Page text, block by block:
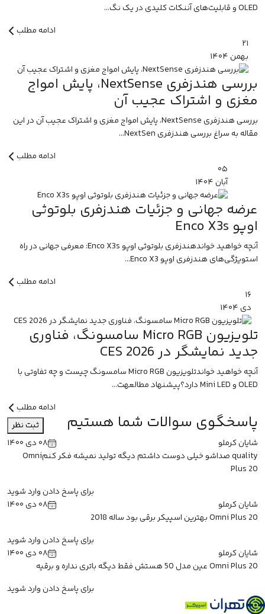
OLED و قابلیت‌های آننکات کلیدی در یک نگ...
ادامه مطلب
۲۱
بهمن۱۴۰۴
بررسی هندزفری NextSense، پایش امواج
مغزی و اشتراک عجیب آن
بررسی هندزفری NextSense، پایش امواج مغزی و اشتراک عجیب آن در این
مقاله به سراغ بررسی هندزفری NextSen...
ادامه مطلب
۰۵
آبان۱۴۰۴
عرضه جهانی و جزئیات هندزفری بلوتوثی
اوپو Enco X3s
آنچه خواهید خواندهندزفری بلوتوثی اوپو Enco X3s: معرفی جهانی در راه
استویژگی‌های هندزفری اوپو Enco X3...
ادامه مطلب
۱۶
دی۱۴۰۴
تلویزیون Micro RGB سامسونگ، فناوری
جدید نمایشگر در CES 2026
آنچه خواهید خواندتلویزیون Micro RGB سامسونگ چیست و چه تفاوتی با
OLED و Mini LED دارد؟پیشنهاد مطالعهت...
ادامه مطلب
پاسخگوی سوالات شما هستیم
ثبت نظر
شایان کرملو
۰۸ دی ۱۴۰۰
quality صداشو خیلی دوست داشتم دیگه تولید نمیشه فکر کنمOmni
Plus 20
برای پاسخ دادن وارد شوید
شایان کرملو
۰۸ دی ۱۴۰۰
Omni Plus 20 بهترین اسپیکر برقی بود ساله 2018
برای پاسخ دادن وارد شوید
شایان کرملو
۰۸ دی ۱۴۰۰
Omni Plus 20 عین مدل 50 هستش فقط دیگه باتری نداره و برقیه
برای پاسخ دادن وارد شوید